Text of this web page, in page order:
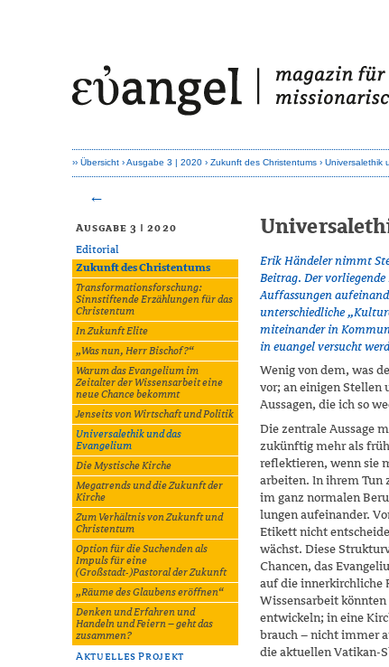
Übersicht Ausgabe 3 | 2020 Zukunft des Christentums Universalethik
Ausgabe 3 | 2020
Editorial
Zukunft des Christentums
Transformationsforschung:
Sinnstiftende Erzählungen für das
Christentum
In Zukunft Elite
„Was nun, Herr Bischof?“
Warum das Evangelium im
Zeitalter der Wissensarbeit eine
neue Chance bekommt
Jenseits von Wirtschaft und Politik
Universalethik und das
Evangelium
Die Mystische Kirche
Megatrends und die Zukunft der
Kirche
Zum Verhältnis von Zukunft und
Christentum
Option für die Suchenden als
Impuls für eine
(Großstadt-)Pastoral der Zukunft
„Räume des Glaubens eröffnen“
Denken und Erfahren und
Handeln und Feiern – geht das
zusammen?
Aktuelles Projekt
Erik Händeler nimmt
Beitrag. Der
Auffassungen
unterschiedliche
miteinander in
in euangel versucht
Wenig von dem, was
vor; an einigen
Aussagen, die ich so
Die zentrale Aussage
zukünftig mehr als
reflektieren, wenn sie
arbeiten. In ihrem Tun
im ganz normalen
lungen aufeinander.
Etikett nicht
wächst. Diese
Chancen, das
auf die innerkirchliche
Wissensarbeit
entwickeln; in eine
brauch – nicht immer
die aktuellen Vatikan-